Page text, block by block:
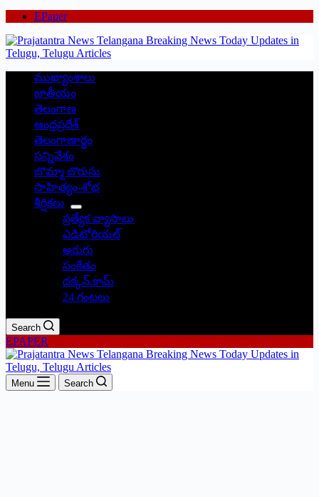
EPaper
ముఖ్యాంశాలు
జాతీయం
తెలంగాణ
ఆంధ్రప్రదేశ్
తెలంగాణార్థం
సన్నివేశం
బొమ్మా బొరుసు
సాహిత్యం-శోభ
శీర్షికలు
ప్రత్యేక వ్యాసాలు
ఎడిటోరియల్
అరుగు
సంకేతం
దక్కన్.కామ్
24 గంటలు
Search
EPAPER
Menu Search